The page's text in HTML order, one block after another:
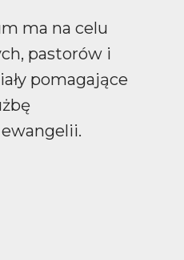
ma na celu
pastorów i
pomagające